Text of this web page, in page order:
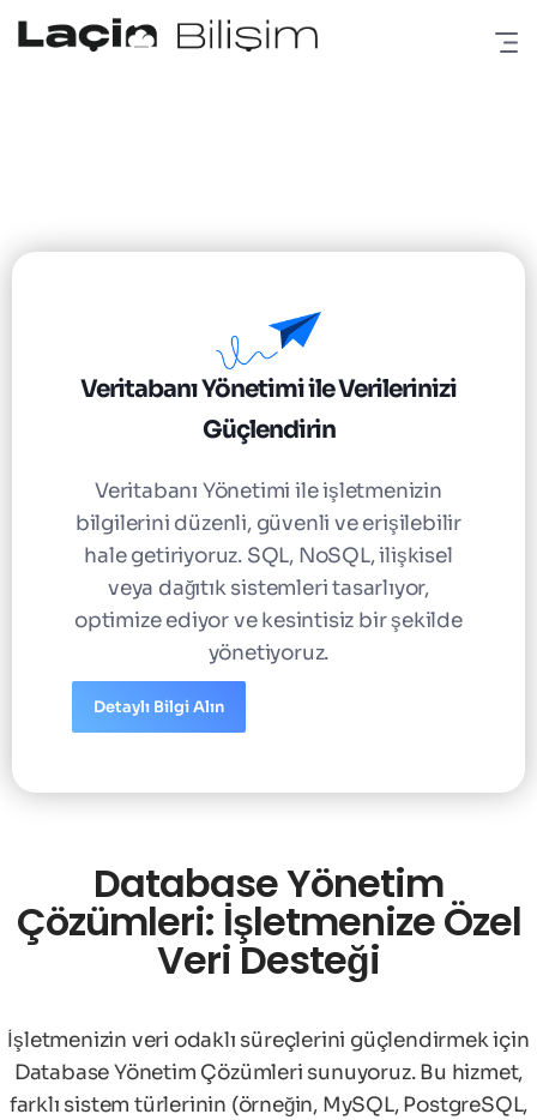
Veritabanı Yönetimi ile Verilerinizi
Güçlendirin
Veritabanı Yönetimi ile işletmenizin
bilgilerini düzenli, güvenli ve erişilebilir
hale getiriyoruz. SQL, NoSQL, ilişkisel
veya dağıtık sistemleri tasarlıyor,
optimize ediyor ve kesintisiz bir şekilde
yönetiyoruz.
Detaylı Bilgi Alın
Database Yönetim
Çözümleri: İşletmenize Özel
Veri Desteği
İşletmenizin veri odaklı süreçlerini güçlendirmek için
Database Yönetim Çözümleri sunuyoruz. Bu hizmet,
farklı sistem türlerinin (örneğin, MySQL, PostgreSQL,